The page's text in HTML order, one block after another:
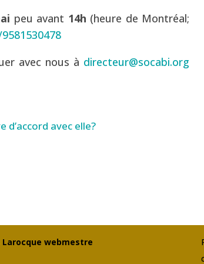
peu avant 14h (heure de Montréal;
avec nous à directeur@socabi.org
Larocque webmestre